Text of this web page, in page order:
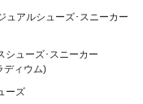
ュアルシューズ･スニーカー
シューズ･スニーカー
ディウム)
ーズ